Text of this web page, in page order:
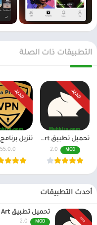
التطبيقات ذات الصلة
جديد
تحميل تطبيق Pika Art مهكر للاندرويد احدث اصدار
MOD
2.0
جديد
55.0.0
أحدث التطبيقات
جديد
تحميل تطبيق Pika Art مهكر للاندرويد احدث اصدار
MOD
2.0